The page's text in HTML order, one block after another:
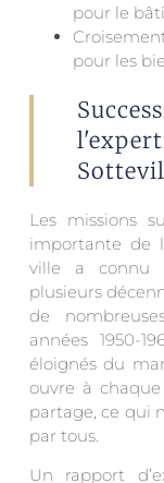
pour le
pour les
Les missions
importante de
ville a connu
plusieurs
de
années 1950-
éloignés du
ouvre à
partage, ce qui
par tous.
Un rapport